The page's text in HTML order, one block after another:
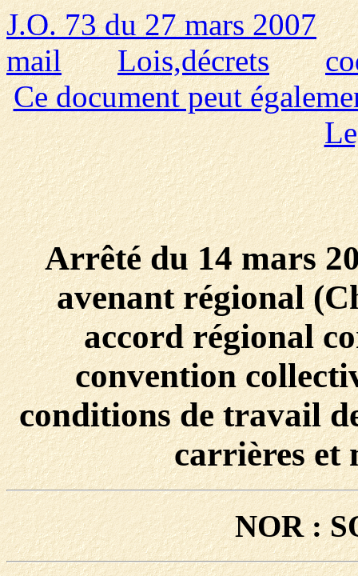
J.O. 73 du 27 mars 2007
mail
Lois,décrets
Ce document peut
Arrêté du 14 mars
avenant régional
accord régional
convention
conditions de travail
carrières et
NOR :